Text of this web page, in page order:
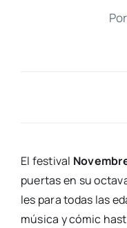
Por
El fes­ti­val
puer­tas en su
les para todas las
músi­ca y cómic